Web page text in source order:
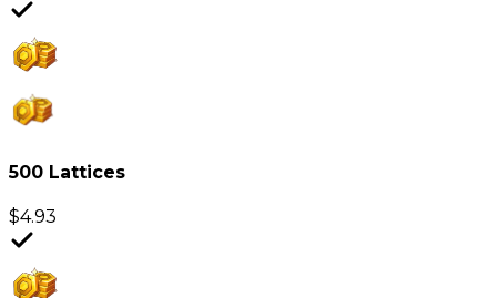
500 Lattices
$4.93